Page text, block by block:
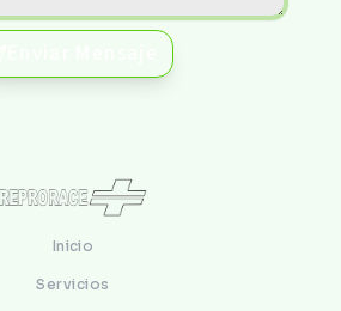
Inicio
Servicios